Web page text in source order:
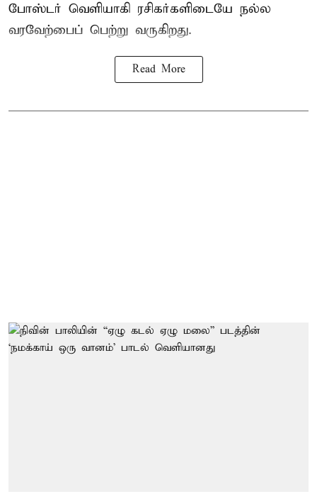
போஸ்டர் வெளியாகி ரசிகர்களிடையே நல்ல
வரவேற்பைப் பெற்று வருகிறது.
Read More